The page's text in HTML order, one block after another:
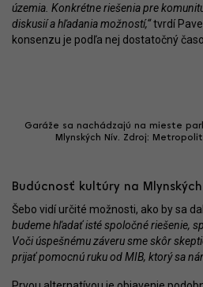
územia. Konkrétne riešenia pre
diskusií a hľadania možností,“tvrdí
konsenzu je podľa nej dostatočný
Garáže sa nachádzajú na mieste
Mlynských Nív. Zdroj:
Budúcnosť kultúry na
Šebo vidí určité možnosti, ako by sa
budeme hľadať isté spoločné riešenie,
Voči úspešnému záveru sme skôr
prijať pomocnú ruku od MIB, ktorý sa